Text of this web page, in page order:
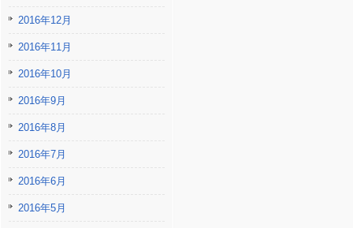
2016年12月
2016年11月
2016年10月
2016年9月
2016年8月
2016年7月
2016年6月
2016年5月